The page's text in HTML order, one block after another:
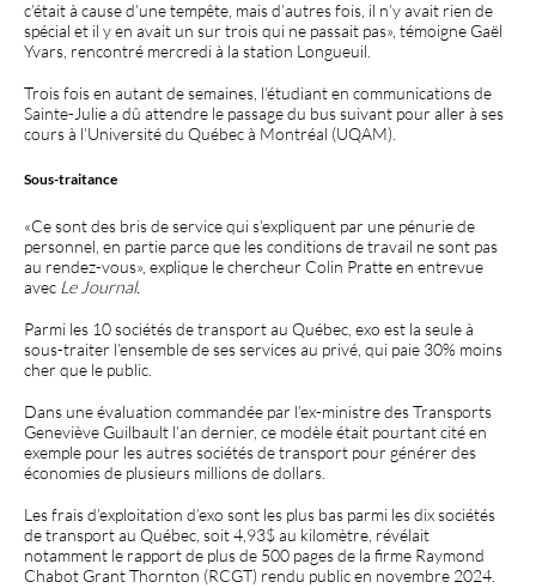
c’était à cause d’une tempête, mais d’autres fois, il n’y avait rien de
spécial et il y en avait un sur trois qui ne passait pas», témoigne Gaël
Yvars, rencontré mercredi à la station Longueuil.
Trois fois en autant de semaines, l’étudiant en communications de
Sainte-Julie a dû attendre le passage du bus suivant pour aller à ses
cours à l’Université du Québec à Montréal (UQAM).
Sous-traitance
«Ce sont des bris de service qui s’expliquent par une pénurie de
personnel, en partie parce que les conditions de travail ne sont pas
au rendez-vous», explique le chercheur Colin Pratte en entrevue
avec Le Journal.
Parmi les 10 sociétés de transport au Québec, exo est la seule à
sous-traiter l’ensemble de ses services au privé, qui paie 30% moins
cher que le public.
Dans une évaluation commandée par l’ex-ministre des Transports
Geneviève Guilbault l’an dernier, ce modèle était pourtant cité en
exemple pour les autres sociétés de transport pour générer des
économies de plusieurs millions de dollars.
Les frais d’exploitation d’exo sont les plus bas parmi les dix sociétés
de transport au Québec, soit 4,93$ au kilomètre, révélait
notamment le rapport de plus de 500 pages de la firme Raymond
Chabot Grant Thornton (RCGT) rendu public en novembre 2024.